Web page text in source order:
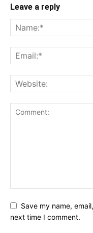
Leave a reply
Save my name,
next time I comment.